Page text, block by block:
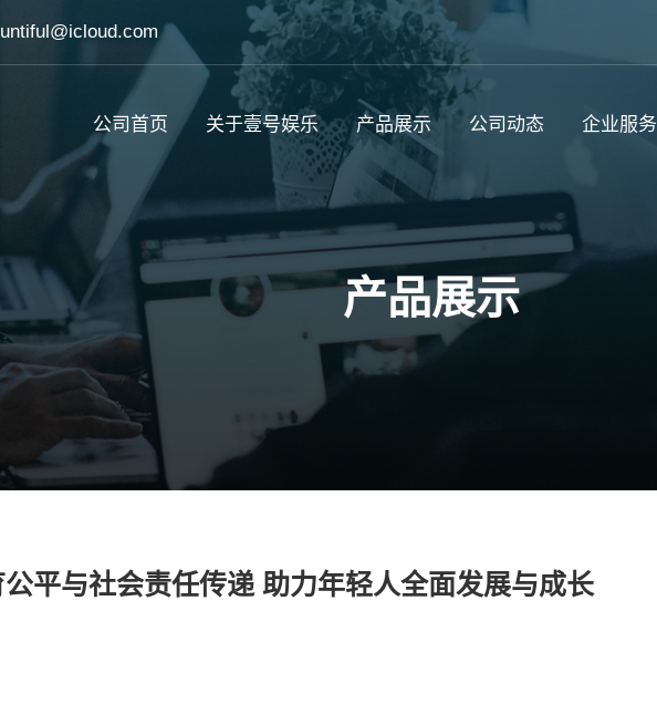
公司首页 关于壹号娱乐 产品展示 公司动态 企业服务
产品展示
平与社会责任传递 助力年轻人全面发展与成长